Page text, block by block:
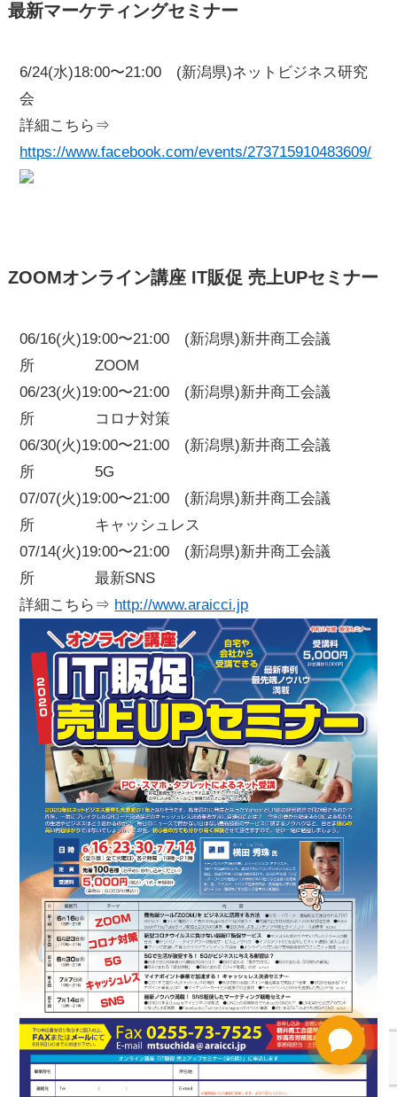
最新マーケティングセミナー
6/24(水)18:00〜21:00 (新潟県)ネットビジネス研究
会
詳細こちら⇒
https://www.facebook.com/events/273715910483609/
ZOOMオンライン講座 IT販促 売上UPセミナー
06/16(火)19:00〜21:00 (新潟県)新井商工会議
所 ZOOM
06/23(火)19:00〜21:00 (新潟県)新井商工会議
所 コロナ対策
06/30(火)19:00〜21:00 (新潟県)新井商工会議
所 5G
07/07(火)19:00〜21:00 (新潟県)新井商工会議
所 キャッシュレス
07/14(火)19:00〜21:00 (新潟県)新井商工会議
所 最新SNS
詳細こちら⇒ http://www.araicci.jp